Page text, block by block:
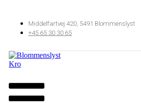
Middelfartvej 420, 5491 Blommenslyst
+45 65 30 30 65